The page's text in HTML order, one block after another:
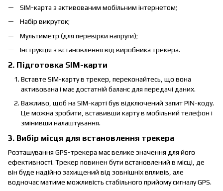
SIM-карта з активованим мобільним інтернетом;
Набір викруток;
Мультиметр (для перевірки напруги);
Інструкція з встановлення від виробника трекера.
2. Підготовка SIM-карти
Вставте SIM-карту в трекер, переконайтесь, що вона
активована і має достатній баланс для передачі даних.
Важливо, щоб на SIM-карті був відключений запит PIN-коду.
Це можна зробити, вставивши карту в мобільний телефон і
змінивши налаштування.
3. Вибір місця для встановлення трекера
Розташування GPS-трекера має велике значення для його
ефективності. Трекер повинен бути встановлений в місці, де
він буде надійно захищений від зовнішніх впливів, але
водночас матиме можливість стабільного прийому сигналу GPS.